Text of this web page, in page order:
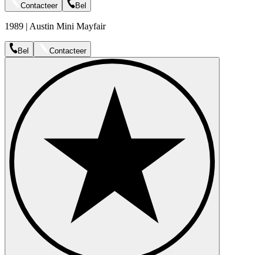
Contacteer
Bel
1989 | Austin Mini Mayfair
Bel Contacteer